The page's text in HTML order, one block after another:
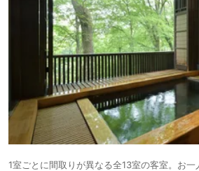
1室ごとに間取りが異なる全13室の客室。お